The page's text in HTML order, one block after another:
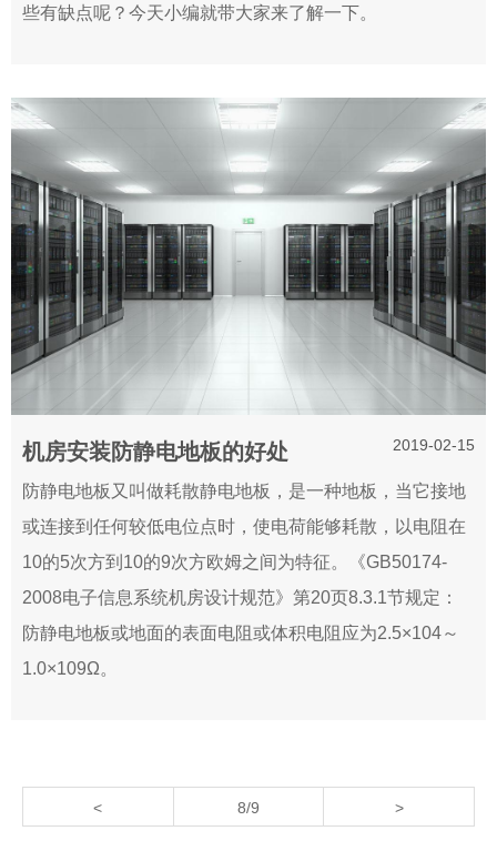
些有缺点呢？今天小编就带大家来了解一下。
机房安装防静电地板的好处 2019-02-15
防静电地板又叫做耗散静电地板，是一种地板，当它接地
或连接到任何较低电位点时，使电荷能够耗散，以电阻在
10的5次方到10的9次方欧姆之间为特征。《GB50174-
2008电子信息系统机房设计规范》第20页8.3.1节规定：
防静电地板或地面的表面电阻或体积电阻应为2.5×104～
1.0×109Ω。
< 8/9 >